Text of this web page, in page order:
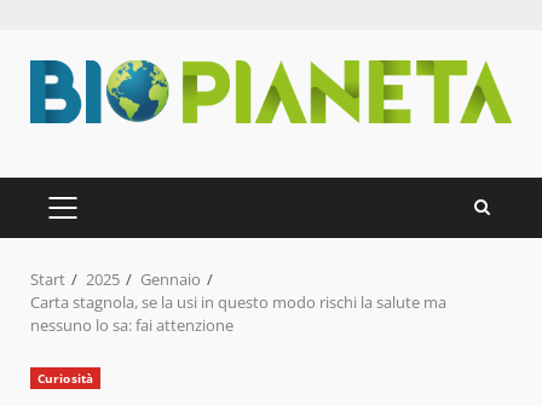
Inhalt
springen
PRIMÄRES
MENÜ
Start 2025
Gennaio
Carta stagnola, se la usi in questo modo rischi la salute ma
nessuno lo sa: fai attenzione
Curiosità